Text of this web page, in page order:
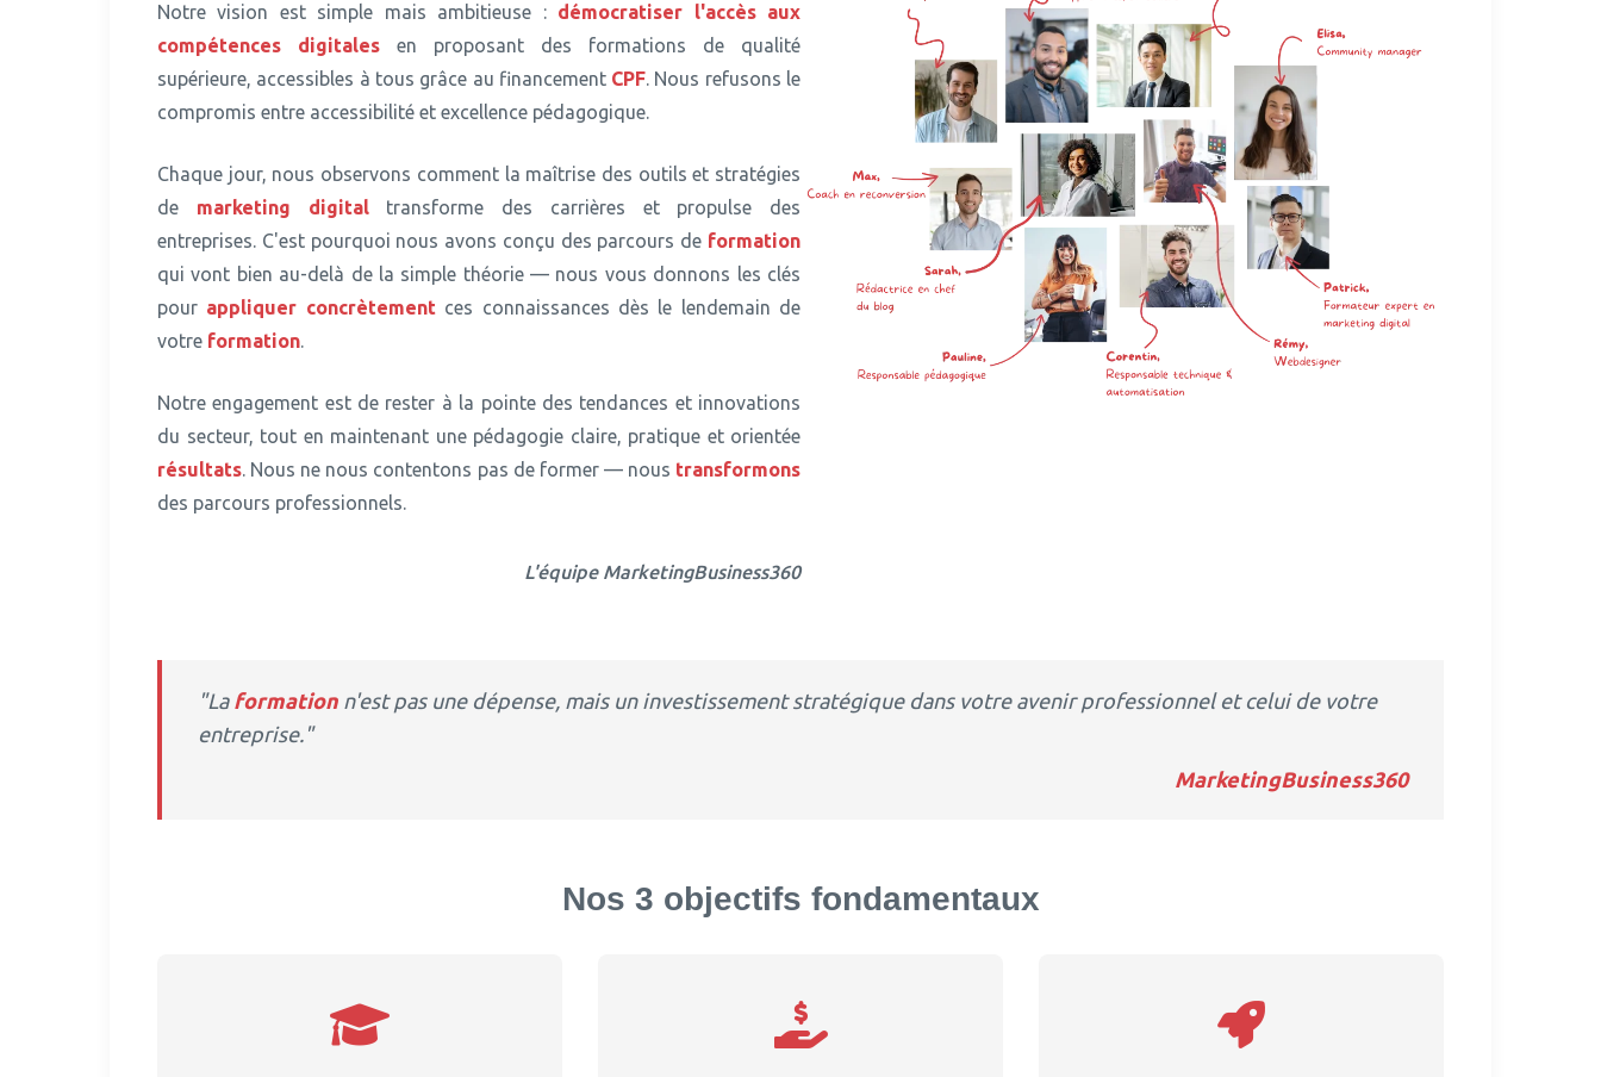
Notre vision est simple mais ambitieuse : démocratiser l'accès aux
compétences digitales en proposant des formations de qualité
supérieure, accessibles à tous grâce au financement CPF. Nous refusons le
compromis entre accessibilité et excellence pédagogique.
Chaque jour, nous observons comment la maîtrise des outils et stratégies
de marketing digitaltransforme des carrières et propulse des
entreprises. C'est pourquoi nous avons conçu des parcours de formation
qui vont bien au-delà de la simple théorie — nous vous donnons les clés
pour appliquer concrètementces connaissances dès le lendemain de
votre formation.
Notre engagement est de rester à la pointe des tendances et innovations
du secteur, tout en maintenant une pédagogie claire, pratique et orientée
résultats. Nous ne nous contentons pas de former — nous transformons
des parcours professionnels.
L'équipe MarketingBusiness360
"La formation n'est pas une dépense, mais un investissement stratégique dans votre avenir professionnel et celui de votre
entreprise."
MarketingBusiness360
Nos 3 objectifs fondamentaux